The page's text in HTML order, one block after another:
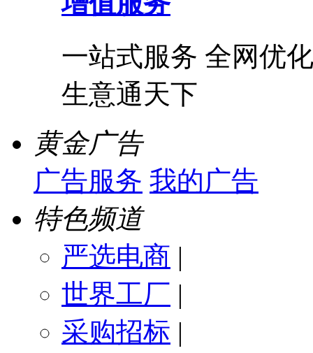
一站式服务 全网优
生意通天下
黄金广告
广告服务 我的广告
特色频道
严选电商 |
世界工厂 |
采购招标 |